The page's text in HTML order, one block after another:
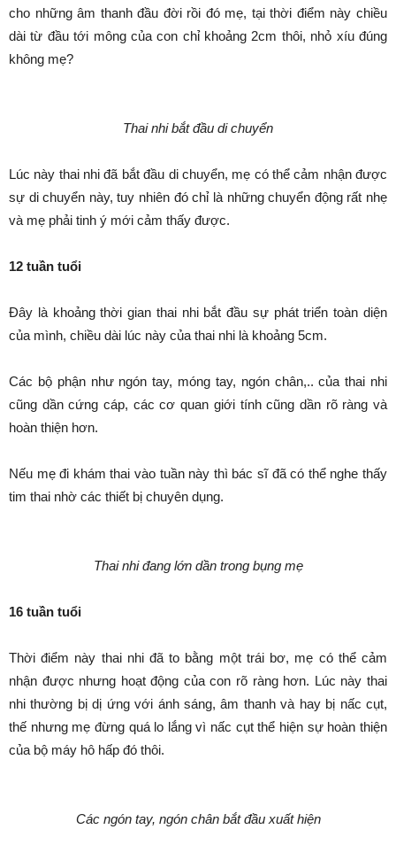
cho những âm thanh đầu đời rồi đó mẹ, tại thời điểm này chiều
dài từ đầu tới mông của con chỉ khoảng 2cm thôi, nhỏ xíu đúng
không mẹ?
Thai nhi bắt đầu di chuyển
Lúc này thai nhi đã bắt đầu di chuyển, mẹ có thể cảm nhận được
sự di chuyển này, tuy nhiên đó chỉ là những chuyển động rất nhẹ
và mẹ phải tinh ý mới cảm thấy được.
12 tuần tuổi
Đây là khoảng thời gian thai nhi bắt đầu sự phát triển toàn diện
của mình, chiều dài lúc này của thai nhi là khoảng 5cm.
Các bộ phận như ngón tay, móng tay, ngón chân,.. của thai nhi
cũng dần cứng cáp, các cơ quan giới tính cũng dần rõ ràng và
hoàn thiện hơn.
Nếu mẹ đi khám thai vào tuần này thì bác sĩ đã có thể nghe thấy
tim thai nhờ các thiết bị chuyên dụng.
Thai nhi đang lớn dần trong bụng mẹ
16 tuần tuổi
Thời điểm này thai nhi đã to bằng một trái bơ, mẹ có thể cảm
nhận được nhưng hoạt động của con rõ ràng hơn. Lúc này thai
nhi thường bị dị ứng với ánh sáng, âm thanh và hay bị nấc cụt,
thế nhưng mẹ đừng quá lo lắng vì nấc cụt thể hiện sự hoàn thiện
của bộ máy hô hấp đó thôi.
Các ngón tay, ngón chân bắt đầu xuất hiện